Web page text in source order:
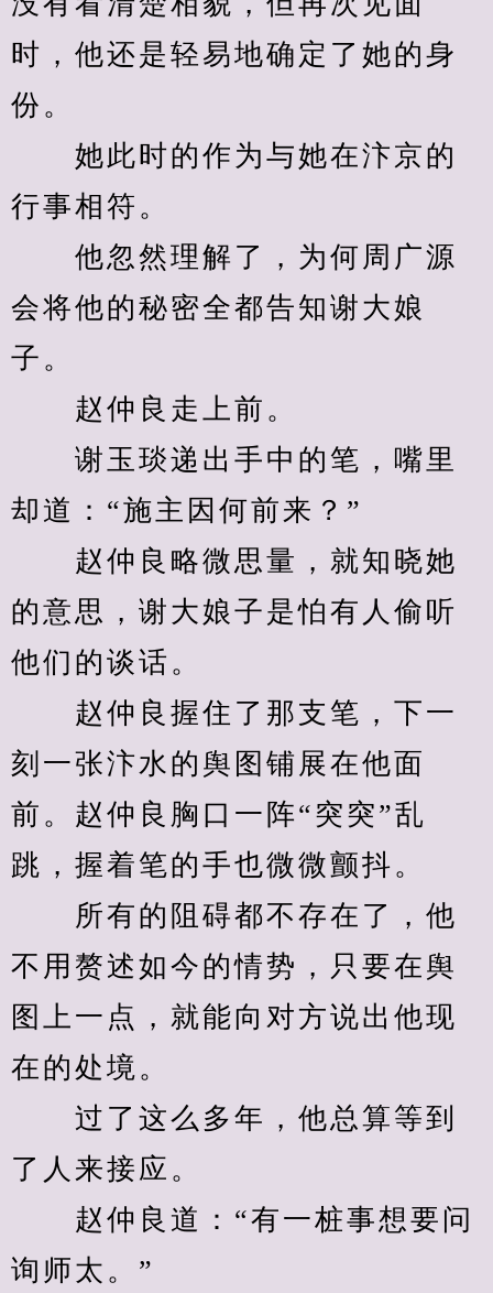
时，他还是轻易地确定了她的身
份。
她此时的作为与她在汴京的
行事相符。
他忽然理解了，为何周广源
会将他的秘密全都告知谢大娘
子。
赵仲良走上前。
谢玉琰递出手中的笔，嘴里
却道：“施主因何前来？”
赵仲良略微思量，就知晓她
的意思，谢大娘子是怕有人偷听
他们的谈话。
赵仲良握住了那支笔，下一
刻一张汴水的舆图铺展在他面
前。赵仲良胸口一阵“突突”乱
跳，握着笔的手也微微颤抖。
所有的阻碍都不存在了，他
不用赘述如今的情势，只要在舆
图上一点，就能向对方说出他现
在的处境。
过了这么多年，他总算等到
了人来接应。
赵仲良道：“有一桩事想要问
询师太。”